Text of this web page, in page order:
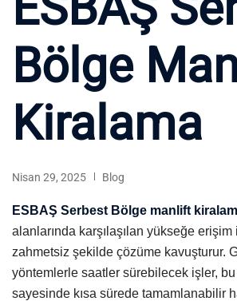
Bölge
Kiralama
Nisan 29, 2025 Blog
ESBAŞ Serbest Bölge manlift
alanlarında karşılaşılan yükseğe erişim
zahmetsiz şekilde çözüme kavuşturur.
yöntemlerle saatler sürebilecek işler,
sayesinde kısa sürede tamamlanabilir